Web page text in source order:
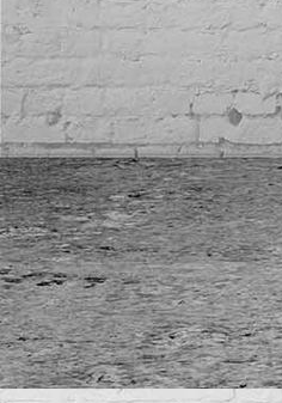
E-Check PV